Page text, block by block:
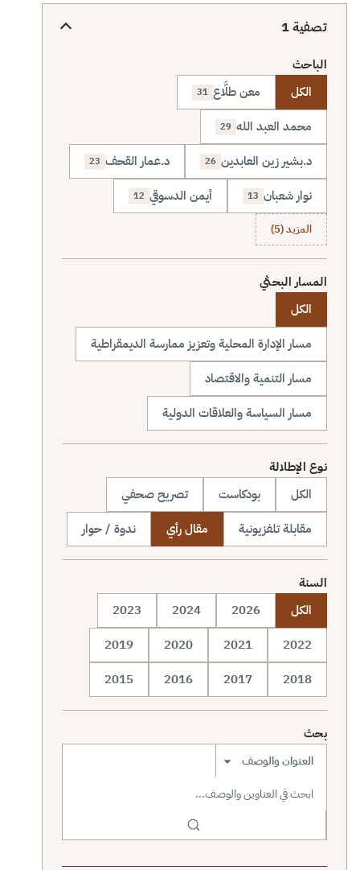
تصفية1
الباحث
الكل
معن طلَّاع 31
محمد العبد الله 29
د.بشير زين العابدين 26 د.عمار القحف 23
نوار شعبان 13 أيمن الدسوقي 12
المزيد (5)
المسار البحثي
الكل
مسار الإدارة المحلية وتعزيز ممارسة الديمقراطية
مسار التنمية والاقتصاد
مسار السياسة والعلاقات الدولية
نوع الإطلالة
الكل
بودكاست
تصريح صحفي
مقابلة تلفزيونية
مقال رأي ندوة / حوار
السنة
الكل
2026
2024
2023
2022
2021
2020
2019
2018
2017
2016
2015
بحث
نطاق البحث